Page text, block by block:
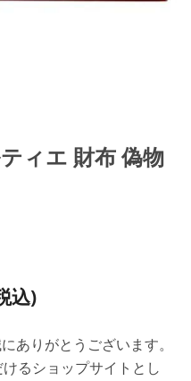
ィエ 財布 偽物
込)
ありがとうございます。
るショップサイトとし